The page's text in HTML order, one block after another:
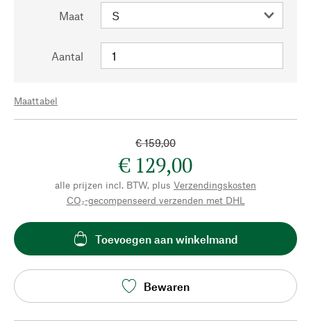
Maat
Aantal
Maattabel
€ 159,00
€ 129,00
alle prijzen incl. BTW, plus Verzendingskosten
CO₂-gecompenseerd verzenden met DHL
Toevoegen aan winkelmand
Bewaren